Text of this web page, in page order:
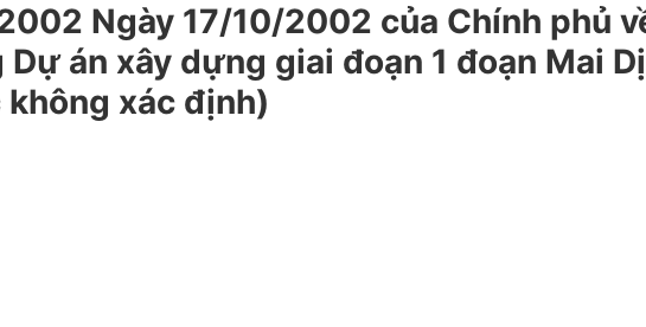
Ngày 17/10/2002 của Chính phủ
án xây dựng giai đoạn 1 đoạn Mai
xác định)